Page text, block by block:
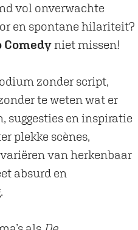
vol onverwachte
en spontane hilariteit?
niet missen!
zonder script,
te weten wat er
suggesties en inspiratie
plekke scènes,
van herkenbaar
absurd en